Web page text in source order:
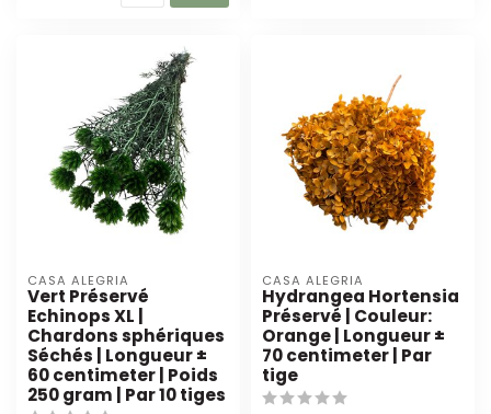
CASA ALEGRIA
Vert Préservé
Echinops XL |
Chardons sphériques
Séchés | Longueur ±
60 centimeter | Poids
250 gram | Par 10 tiges
CASA ALEGRIA
Hydrangea Hortensia
Préservé | Couleur:
Orange | Longueur ±
70 centimeter | Par
tige